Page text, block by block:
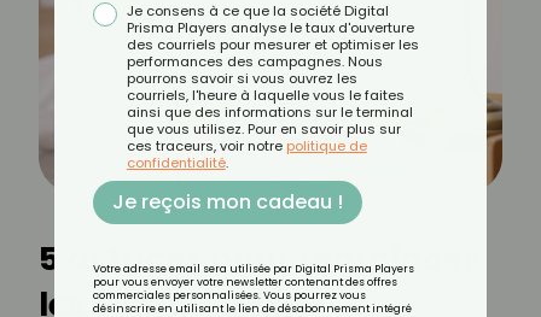
5 astuces pour remplacer
les somnifères
Je consens à ce que la société Digital
Prisma Players analyse le taux d'ouverture
des courriels pour mesurer et optimiser les
performances des campagnes. Nous
pourrons savoir si vous ouvrez les
courriels, l'heure à laquelle vous le faites
ainsi que des informations sur le terminal
que vous utilisez. Pour en savoir plus sur
ces traceurs, voir notre politique de
confidentialité.
Je reçois mon cadeau !
Votre adresse email sera utilisée par Digital Prisma Players
pour vous envoyer votre newsletter contenant des offres
commerciales personnalisées. Vous pourrez vous
désinscrire en utilisant le lien de désabonnement intégré